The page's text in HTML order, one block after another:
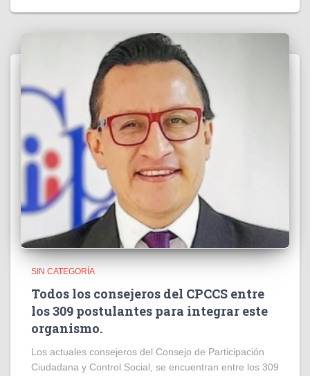
SIN CATEGORÍA
Todos los consejeros del CPCCS entre
los 309 postulantes para integrar este
organismo.
Los actuales consejeros del Consejo de Participación
Ciudadana y Control Social, se encuentran entre los 309